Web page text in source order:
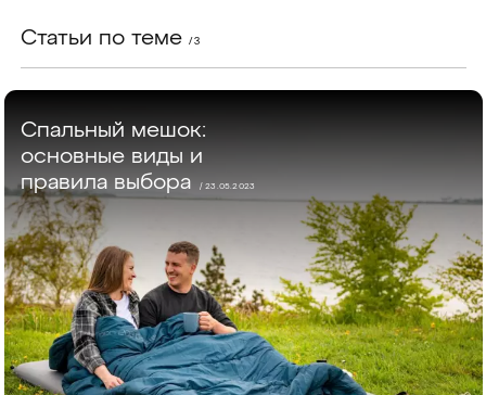
Статьи по теме / 3
Спальный мешок:
основные виды и
правила выбора
/ 23.05.2023